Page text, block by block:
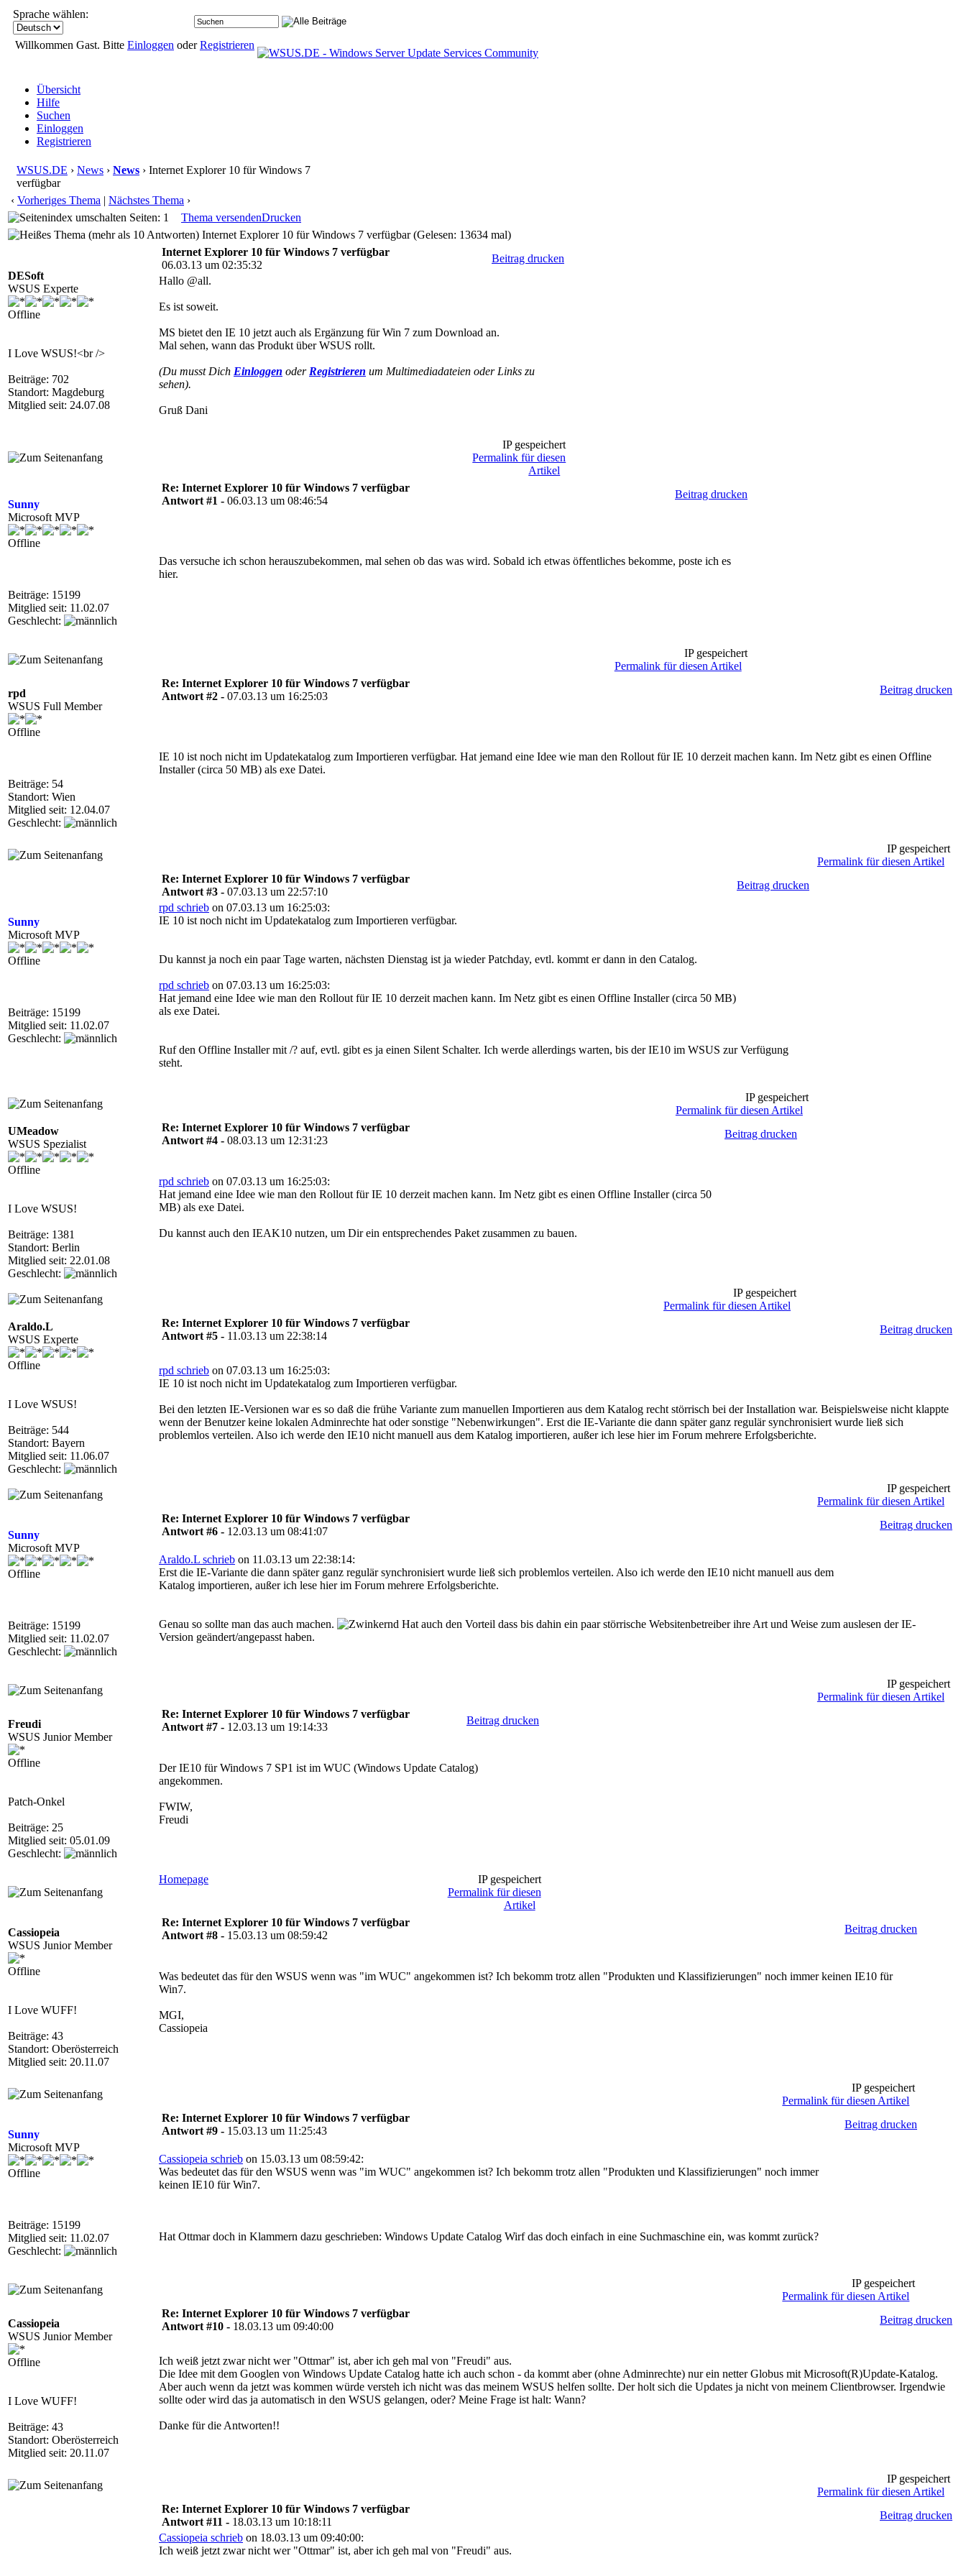
Sprache wählen:
Willkommen Gast. Bitte Einloggen oderRegistrieren
Übersicht
Hilfe
Suchen
Einloggen
Registrieren
WSUS.DE › News › News › Internet Explorer 10 für Windows 7
verfügbar
‹ Vorheriges Thema | Nächstes Thema ›
Seiten: 1
Thema versendenDrucken
Internet Explorer 10 für Windows 7 verfügbar (Gelesen: 13634 mal)
DESoft
WSUS Experte
Offline
I Love WSUS!<br />
Beiträge: 702
Standort: Magdeburg
Mitglied seit: 24.07.08
Internet Explorer 10 für Windows 7 verfügbar
06.03.13 um 02:35:32
Beitrag drucken
Hallo @all.
Es ist soweit.
MS bietet den IE 10 jetzt auch als Ergänzung für Win 7 zum Download an.
Mal sehen, wann das Produkt über WSUS rollt.
(Du musst Dich Einloggen oder Registrieren um Multimediadateien oder Links zu
sehen).
Gruß Dani
IP gespeichert
Permalink für diesen
Artikel
Sunny
Microsoft MVP
Offline
Beiträge: 15199
Mitglied seit: 11.02.07
Geschlecht:
Re: Internet Explorer 10 für Windows 7 verfügbar
Antwort #1 - 06.03.13 um 08:46:54
Beitrag drucken
Das versuche ich schon herauszubekommen, mal sehen ob das was wird. Sobald ich etwas öffentliches bekomme, poste ich es
hier.
IP gespeichert
Permalink für diesen Artikel
rpd
WSUS Full Member
Offline
Beiträge: 54
Standort: Wien
Mitglied seit: 12.04.07
Geschlecht:
Re: Internet Explorer 10 für Windows 7 verfügbar
Antwort #2 - 07.03.13 um 16:25:03
Beitrag drucken
IE 10 ist noch nicht im Updatekatalog zum Importieren verfügbar. Hat jemand eine Idee wie man den Rollout für IE 10 derzeit machen kann. Im Netz gibt es einen Offline
Installer (circa 50 MB) als exe Datei.
IP gespeichert
Permalink für diesen Artikel
Sunny
Microsoft MVP
Offline
Beiträge: 15199
Mitglied seit: 11.02.07
Geschlecht:
Re: Internet Explorer 10 für Windows 7 verfügbar
Antwort #3 - 07.03.13 um 22:57:10
Beitrag drucken
rpd schrieb on 07.03.13 um 16:25:03:
IE 10 ist noch nicht im Updatekatalog zum Importieren verfügbar.
Du kannst ja noch ein paar Tage warten, nächsten Dienstag ist ja wieder Patchday, evtl. kommt er dann in den Catalog.
rpd schrieb on 07.03.13 um 16:25:03:
Hat jemand eine Idee wie man den Rollout für IE 10 derzeit machen kann. Im Netz gibt es einen Offline Installer (circa 50 MB)
als exe Datei.
Ruf den Offline Installer mit /? auf, evtl. gibt es ja einen Silent Schalter. Ich werde allerdings warten, bis der IE10 im WSUS zur Verfügung
steht.
IP gespeichert
Permalink für diesen Artikel
UMeadow
WSUS Spezialist
Offline
I Love WSUS!
Beiträge: 1381
Standort: Berlin
Mitglied seit: 22.01.08
Geschlecht:
Re: Internet Explorer 10 für Windows 7 verfügbar
Antwort #4 - 08.03.13 um 12:31:23
Beitrag drucken
rpd schrieb on 07.03.13 um 16:25:03:
Hat jemand eine Idee wie man den Rollout für IE 10 derzeit machen kann. Im Netz gibt es einen Offline Installer (circa 50
MB) als exe Datei.
Du kannst auch den IEAK10 nutzen, um Dir ein entsprechendes Paket zusammen zu bauen.
IP gespeichert
Permalink für diesen Artikel
Araldo.L
WSUS Experte
Offline
I Love WSUS!
Beiträge: 544
Standort: Bayern
Mitglied seit: 11.06.07
Geschlecht:
Re: Internet Explorer 10 für Windows 7 verfügbar
Antwort #5 - 11.03.13 um 22:38:14
Beitrag drucken
rpd schrieb on 07.03.13 um 16:25:03:
IE 10 ist noch nicht im Updatekatalog zum Importieren verfügbar.
Bei den letzten IE-Versionen war es so daß die frühe Variante zum manuellen Importieren aus dem Katalog recht störrisch bei der Installation war. Beispielsweise nicht klappte
wenn der Benutzer keine lokalen Adminrechte hat oder sonstige "Nebenwirkungen". Erst die IE-Variante die dann später ganz regulär synchronisiert wurde ließ sich
problemlos verteilen. Also ich werde den IE10 nicht manuell aus dem Katalog importieren, außer ich lese hier im Forum mehrere Erfolgsberichte.
IP gespeichert
Permalink für diesen Artikel
Sunny
Microsoft MVP
Offline
Beiträge: 15199
Mitglied seit: 11.02.07
Geschlecht:
Re: Internet Explorer 10 für Windows 7 verfügbar
Antwort #6 - 12.03.13 um 08:41:07
Beitrag drucken
Araldo.L schrieb on 11.03.13 um 22:38:14:
Erst die IE-Variante die dann später ganz regulär synchronisiert wurde ließ sich problemlos verteilen. Also ich werde den IE10 nicht manuell aus dem
Katalog importieren, außer ich lese hier im Forum mehrere Erfolgsberichte.
Genau so sollte man das auch machen.
Hat auch den Vorteil dass bis dahin ein paar störrische Websitenbetreiber ihre Art und Weise zum auslesen der IE-
Version geändert/angepasst haben.
IP gespeichert
Permalink für diesen Artikel
Freudi
WSUS Junior Member
Offline
Patch-Onkel
Beiträge: 25
Mitglied seit: 05.01.09
Geschlecht:
Re: Internet Explorer 10 für Windows 7 verfügbar
Antwort #7 - 12.03.13 um 19:14:33
Beitrag drucken
Der IE10 für Windows 7 SP1 ist im WUC (Windows Update Catalog)
angekommen.
FWIW,
Freudi
Homepage
IP gespeichert
Permalink für diesen
Artikel
Cassiopeia
WSUS Junior Member
Offline
I Love WUFF!
Beiträge: 43
Standort: Oberösterreich
Mitglied seit: 20.11.07
Re: Internet Explorer 10 für Windows 7 verfügbar
Antwort #8 - 15.03.13 um 08:59:42
Beitrag drucken
Was bedeutet das für den WSUS wenn was "im WUC" angekommen ist? Ich bekomm trotz allen "Produkten und Klassifizierungen" noch immer keinen IE10 für
Win7.
MGI,
Cassiopeia
IP gespeichert
Permalink für diesen Artikel
Sunny
Microsoft MVP
Offline
Beiträge: 15199
Mitglied seit: 11.02.07
Geschlecht:
Re: Internet Explorer 10 für Windows 7 verfügbar
Antwort #9 - 15.03.13 um 11:25:43
Beitrag drucken
Cassiopeia schrieb on 15.03.13 um 08:59:42:
Was bedeutet das für den WSUS wenn was "im WUC" angekommen ist? Ich bekomm trotz allen "Produkten und Klassifizierungen" noch immer
keinen IE10 für Win7.
Hat Ottmar doch in Klammern dazu geschrieben: Windows Update Catalog Wirf das doch einfach in eine Suchmaschine ein, was kommt zurück?
IP gespeichert
Permalink für diesen Artikel
Cassiopeia
WSUS Junior Member
Offline
I Love WUFF!
Beiträge: 43
Standort: Oberösterreich
Mitglied seit: 20.11.07
Re: Internet Explorer 10 für Windows 7 verfügbar
Antwort #10 - 18.03.13 um 09:40:00
Beitrag drucken
Ich weiß jetzt zwar nicht wer "Ottmar" ist, aber ich geh mal von "Freudi" aus.
Die Idee mit dem Googlen von Windows Update Catalog hatte ich auch schon - da kommt aber (ohne Adminrechte) nur ein netter Globus mit Microsoft(R)Update-Katalog.
Aber auch wenn da jetzt was kommen würde versteh ich nicht was das meinem WSUS helfen sollte. Der holt sich die Updates ja nicht von meinem Clientbrowser. Irgendwie
sollte oder wird das ja automatisch in den WSUS gelangen, oder? Meine Frage ist halt: Wann?
Danke für die Antworten!!
IP gespeichert
Permalink für diesen Artikel
Re: Internet Explorer 10 für Windows 7 verfügbar
Antwort #11 - 18.03.13 um 10:18:11
Beitrag drucken
Cassiopeia schrieb on 18.03.13 um 09:40:00:
Ich weiß jetzt zwar nicht wer "Ottmar" ist, aber ich geh mal von "Freudi" aus.